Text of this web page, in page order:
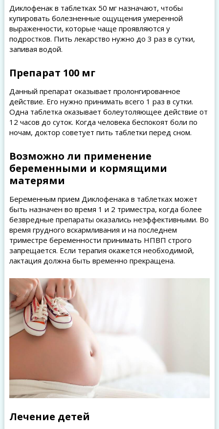
Диклофенак в таблетках 50 мг назначают, чтобы
купировать болезненные ощущения умеренной
выраженности, которые чаще проявляются у
подростков. Пить лекарство нужно до 3 раз в сутки,
запивая водой.
Препарат 100 мг
Данный препарат оказывает пролонгированное
действие. Его нужно принимать всего 1 раз в сутки.
Одна таблетка оказывает болеутоляющее действие от
12 часов до суток. Когда человека беспокоят боли по
ночам, доктор советует пить таблетки перед сном.
Возможно ли применение
беременными и кормящими
матерями
Беременным прием Диклофенака в таблетках может
быть назначен во время 1 и 2 триместра, когда более
безвредные препараты оказались неэффективными. Во
время грудного вскармливания и на последнем
триместре беременности принимать НПВП строго
запрещается. Если терапия окажется необходимой,
лактация должна быть временно прекращена.
Лечение детей